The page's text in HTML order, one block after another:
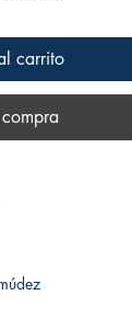
carrito